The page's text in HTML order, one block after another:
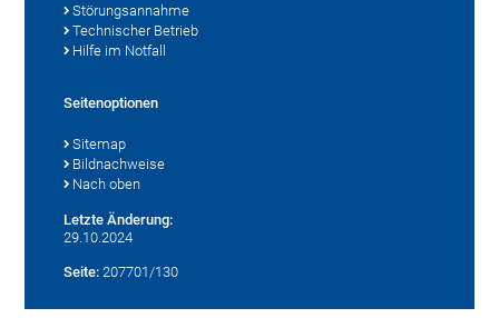
Störungsannahme
Technischer Betrieb
Hilfe im Notfall
Seitenoptionen
Sitemap
Bildnachweise
Nach oben
Letzte Änderung:
29.10.2024
Seite: 207701/130